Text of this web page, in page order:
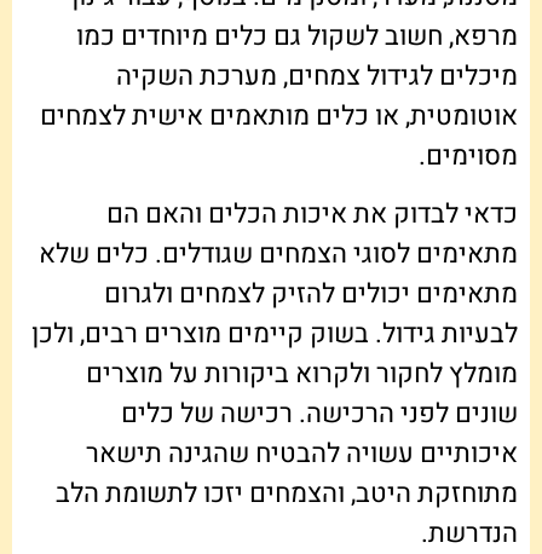
מרפא, חשוב לשקול גם כלים מיוחדים כמו
מיכלים לגידול צמחים, מערכת השקיה
אוטומטית, או כלים מותאמים אישית לצמחים
מסוימים.
כדאי לבדוק את איכות הכלים והאם הם
מתאימים לסוגי הצמחים שגודלים. כלים שלא
מתאימים יכולים להזיק לצמחים ולגרום
לבעיות גידול. בשוק קיימים מוצרים רבים, ולכן
מומלץ לחקור ולקרוא ביקורות על מוצרים
שונים לפני הרכישה. רכישה של כלים
איכותיים עשויה להבטיח שהגינה תישאר
מתוחזקת היטב, והצמחים יזכו לתשומת הלב
הנדרשת.